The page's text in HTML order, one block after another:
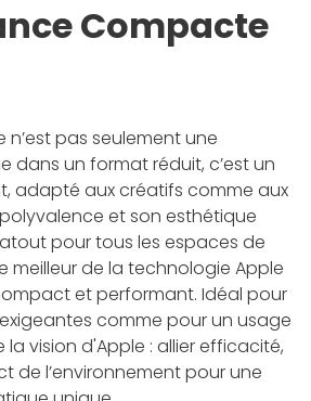
Compacte
n’est pas seulement une
dans un format réduit, c’est un
adapté aux créatifs comme aux
et son esthétique
pour tous les espaces de
meilleur de la technologie Apple
et performant. Idéal pour
comme pour un usage
la vision d'Apple : allier efficacité,
de l’environnement pour une